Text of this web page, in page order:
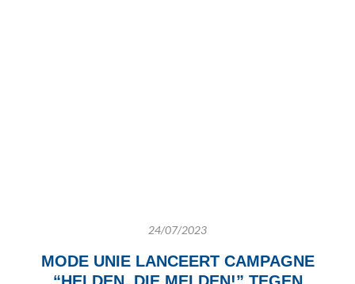
24/07/2023
MODE UNIE LANCEERT CAMPAGNE